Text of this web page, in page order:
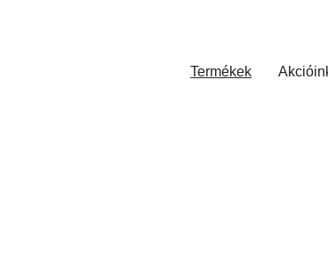
Termékek